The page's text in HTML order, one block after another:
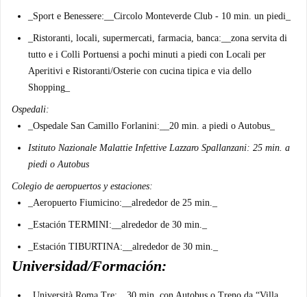
Sport e Benessere: __Circolo Monteverde Club - 10 min. un piedi_
Ristoranti, locali, supermercati, farmacia, banca: __zona servita di
tutto e i Colli Portuensi a pochi minuti a piedi con Locali per
Aperitivi e Ristoranti/Osterie con cucina tipica e via dello
Shopping_
Ospedali:
Ospedale San Camillo Forlanini: __20 min. a piedi o Autobus_
Istituto Nazionale Malattie Infettive Lazzaro Spallanzani: 25 min. a
piedi o Autobus
Colegio de aeropuertos y estaciones:
Aeropuerto Fiumicino: __alrededor de 25 min._
Estación TERMINI: __alrededor de 30 min._
Estación TIBURTINA: __alrededor de 30 min._
Universidad/Formación: